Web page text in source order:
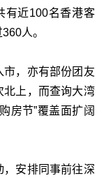
有近100名香港客
人。
，亦有部份团友
北上，而查询大湾
房节”覆盖面扩阔
，安排同事前往深